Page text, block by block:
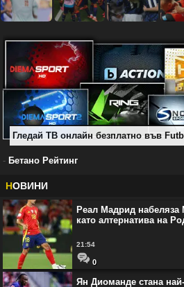
Гледай ТВ онлайн безплатно във
- Бетано Рейтинг
НОВИНИ
Реал Мадрид
като алтернатива на
21:54
0
Ян Диоманде стана